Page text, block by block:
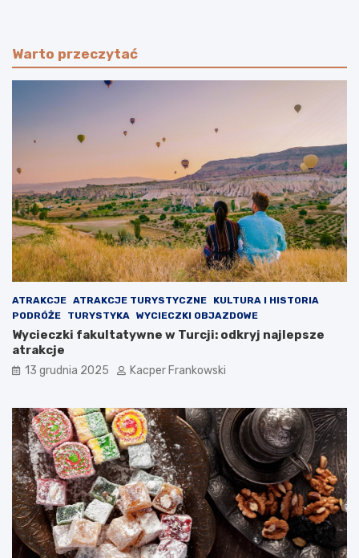
Warto przeczytać
ATRAKCJE ATRAKCJE TURYSTYCZNE
KULTURA I HISTORIA
PODRÓŻE
TURYSTYKA WYCIECZKI OBJAZDOWE
Wycieczki fakultatywne w Turcji: odkryj najlepsze
atrakcje
13 grudnia 2025 Kacper Frankowski